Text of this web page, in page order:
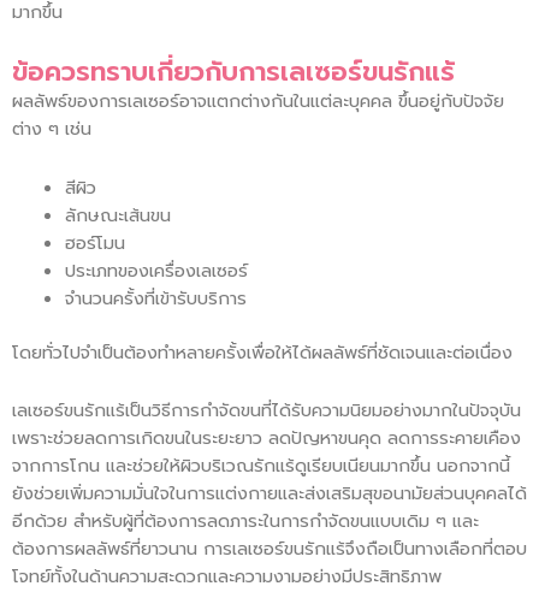
มากขึ้น
ข้อควรทราบเกี่ยวกับการเลเซอร์ขนรักแร้
ผลลัพธ์ของการเลเซอร์อาจแตกต่างกันในแต่ละบุคคล ขึ้นอยู่กับปัจจัย
ต่าง ๆ เช่น
สีผิว
ลักษณะเส้นขน
ฮอร์โมน
ประเภทของเครื่องเลเซอร์
จำนวนครั้งที่เข้ารับบริการ
โดยทั่วไปจำเป็นต้องทำหลายครั้งเพื่อให้ได้ผลลัพธ์ที่ชัดเจนและต่อเนื่อง
เลเซอร์ขนรักแร้เป็นวิธีการกำจัดขนที่ได้รับความนิยมอย่างมากในปัจจุบัน
เพราะช่วยลดการเกิดขนในระยะยาว ลดปัญหาขนคุด ลดการระคายเคือง
จากการโกน และช่วยให้ผิวบริเวณรักแร้ดูเรียบเนียนมากขึ้น นอกจากนี้
ยังช่วยเพิ่มความมั่นใจในการแต่งกายและส่งเสริมสุขอนามัยส่วนบุคคลได้
อีกด้วย สำหรับผู้ที่ต้องการลดภาระในการกำจัดขนแบบเดิม ๆ และ
ต้องการผลลัพธ์ที่ยาวนาน การเลเซอร์ขนรักแร้จึงถือเป็นทางเลือกที่ตอบ
โจทย์ทั้งในด้านความสะดวกและความงามอย่างมีประสิทธิภาพ